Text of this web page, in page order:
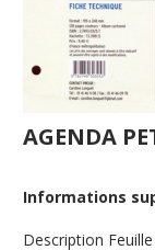
AGENDA
Informations
Description